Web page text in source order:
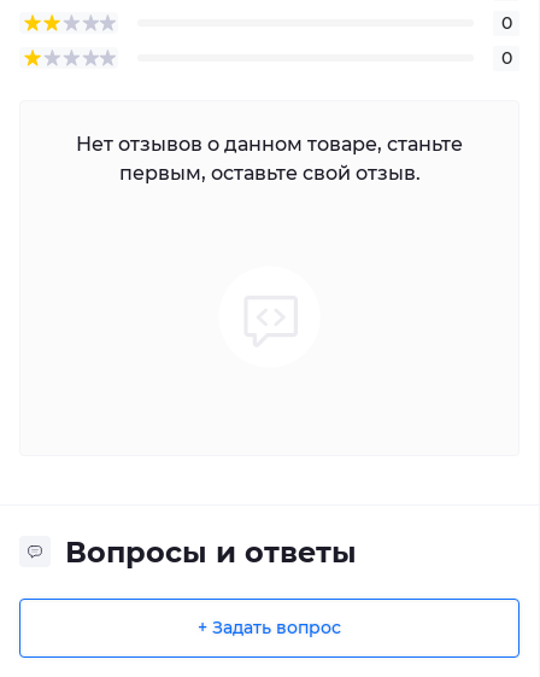
0
0
Нет отзывов о данном товаре, станьте
первым, оставьте свой отзыв.
Вопросы и ответы
+ Задать вопрос